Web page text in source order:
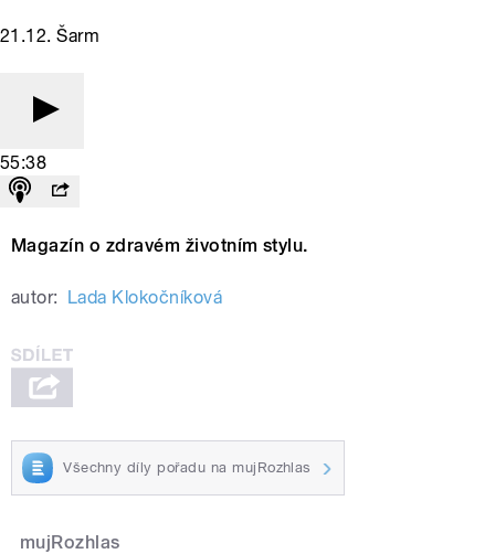
21.12. Šarm
55:38
Magazín o zdravém životním stylu.
autor: Lada Klokočníková
Všechny díly pořadu na mujRozhlas
mujRozhlas